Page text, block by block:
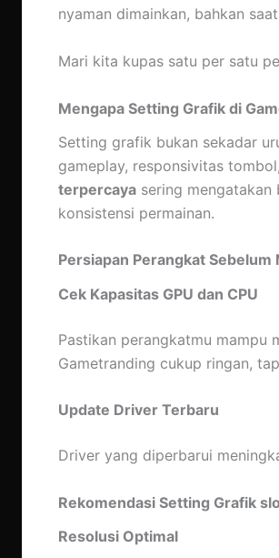
nyaman dimainkan, bahkan
Mari kita kupas satu per satu
Mengapa Setting Grafik di
Setting grafik bukan sekadar
gameplay, responsivitas
terpercaya sering mengatakan
konsistensi permainan.
Persiapan Perangkat
Cek Kapasitas GPU dan CPU
Pastikan perangkatmu mampu
Gametranding cukup ringan,
Update Driver Terbaru
Driver yang diperbarui
Rekomendasi Setting Grafik
Resolusi Optimal